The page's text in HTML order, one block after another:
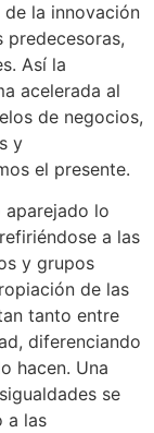
la innovación
predecesoras,
Así la
acelerada al
de negocios,
y
el presente.
lo
a las
y grupos
de las
tanto entre
diferenciando
hacen. Una
se
a las